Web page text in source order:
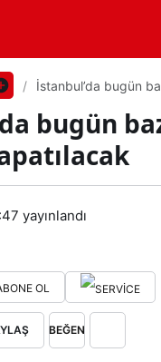
İstanbul’da bugün
bugün
yayınlandı
OL
BEĞEN
Yazı
Boyutunu
Ayarla
100% Dev